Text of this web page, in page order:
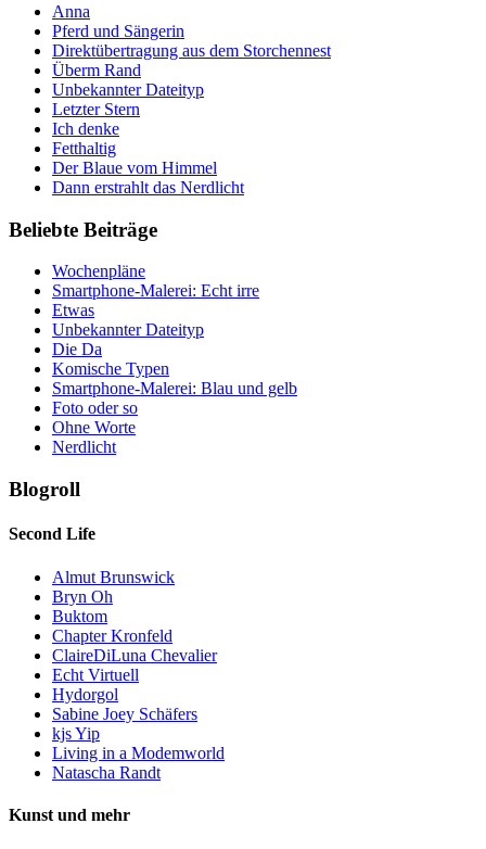
Anna
Pferd und Sängerin
Direktübertragung aus dem Storchennest
Überm Rand
Unbekannter Dateityp
Letzter Stern
Ich denke
Fetthaltig
Der Blaue vom Himmel
Dann erstrahlt das Nerdlicht
Beliebte Beiträge
Wochenpläne
Smartphone-Malerei: Echt irre
Etwas
Unbekannter Dateityp
Die Da
Komische Typen
Smartphone-Malerei: Blau und gelb
Foto oder so
Ohne Worte
Nerdlicht
Blogroll
Second Life
Almut Brunswick
Bryn Oh
Buktom
Chapter Kronfeld
ClaireDiLuna Chevalier
Echt Virtuell
Hydorgol
Sabine Joey Schäfers
kjs Yip
Living in a Modemworld
Natascha Randt
Kunst und mehr